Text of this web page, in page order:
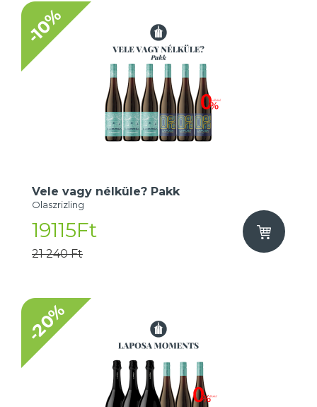
-10%
Vele vagy nélküle? Pakk
Olaszrizling
19115Ft
21 240 Ft
-20%